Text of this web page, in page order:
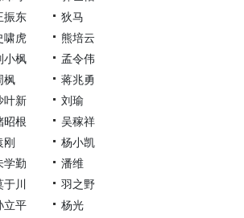
振东
狄马
啸虎
熊培云
小枫
孟令伟
枫
蒋兆勇
叶新
刘瑜
昭根
吴稼祥
刚
杨小凯
学勤
潘维
于川
羽之野
立平 杨光